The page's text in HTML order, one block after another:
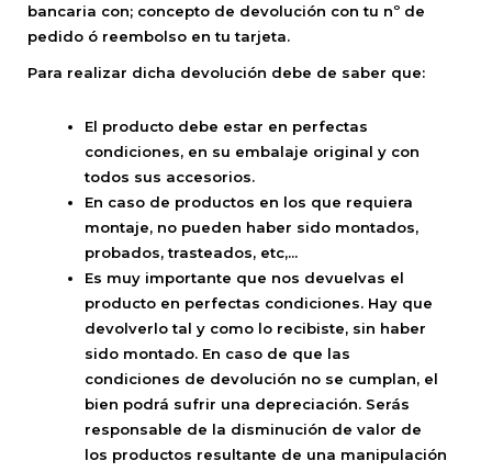
bancaria con; concepto de devolución con tu nº de
pedido ó reembolso en tu tarjeta.
Para realizar dicha devolución debe de saber que:
El producto debe estar en perfectas
condiciones, en su embalaje original y con
todos sus accesorios.
En caso de productos en los que requiera
montaje, no pueden haber sido montados,
probados, trasteados, etc,...
Es muy importante que nos devuelvas el
producto en perfectas condiciones. Hay que
devolverlo tal y como lo recibiste, sin haber
sido montado. En caso de que las
condiciones de devolución no se cumplan, el
bien podrá sufrir una depreciación. Serás
responsable de la disminución de valor de
los productos resultante de una manipulación